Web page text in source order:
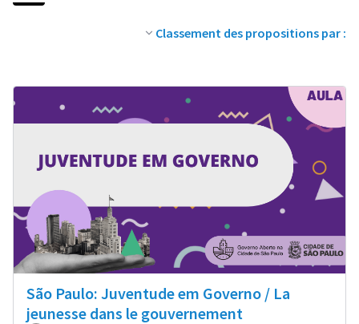
Classement des propositions par :
São Paulo: Juventude em Governo / La
jeunesse dans le gouvernement